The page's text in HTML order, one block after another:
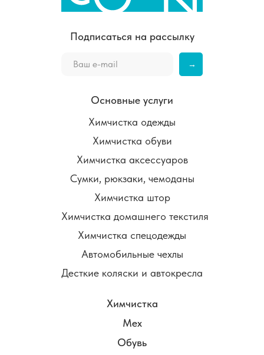
Химчистка одежды
Химчистка обуви
Химчистка аксессуаров
Сумки, рюкзаки, чемоданы
Химчистка штор
Химчистка домашнего текстиля
Химчистка спецодежды
Автомобильные чехлы
Десткие коляски и автокресла
Основные услуги
Химчистка
Мех
Обувь
→
Подписаться на рассылку